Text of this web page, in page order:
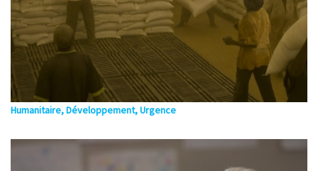
Humanitaire, Développement, Urgence